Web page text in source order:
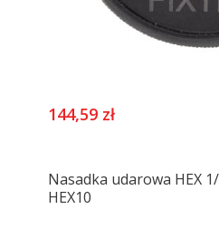
144,59 zł
Nasadka udarowa HEX
HEX10